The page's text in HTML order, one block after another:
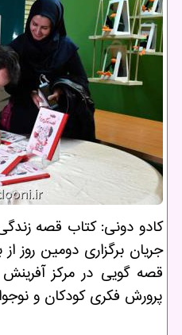
جریان برگزاری دومین روز
قصه گویی در مركز
پرورش فكری كودكان و